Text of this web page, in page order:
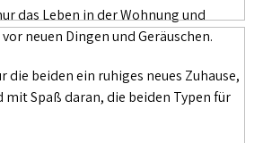
das Leben in der Wohnung und
neuen Dingen und Geräuschen.
die beiden ein ruhiges neues Zuhause,
mit Spaß daran, die beiden Typen für